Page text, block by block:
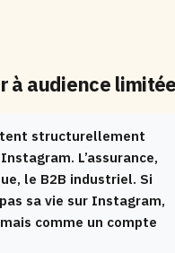
à audience
structurellement
L’assurance,
le B2B industriel. Si
sa vie sur Instagram,
comme un compte